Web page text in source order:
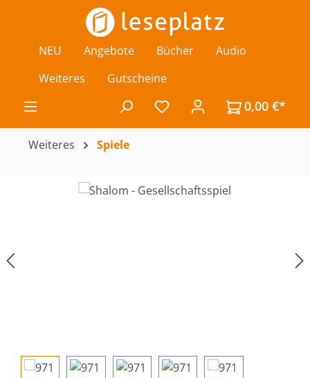
Zum Hauptinhalt springen
NEU Angebote Bücher
Audio
Weiteres
Gutscheine
Du hast 0 Produkte auf
0,00 €*
Weiteres Spiele
Bildergalerie überspringen